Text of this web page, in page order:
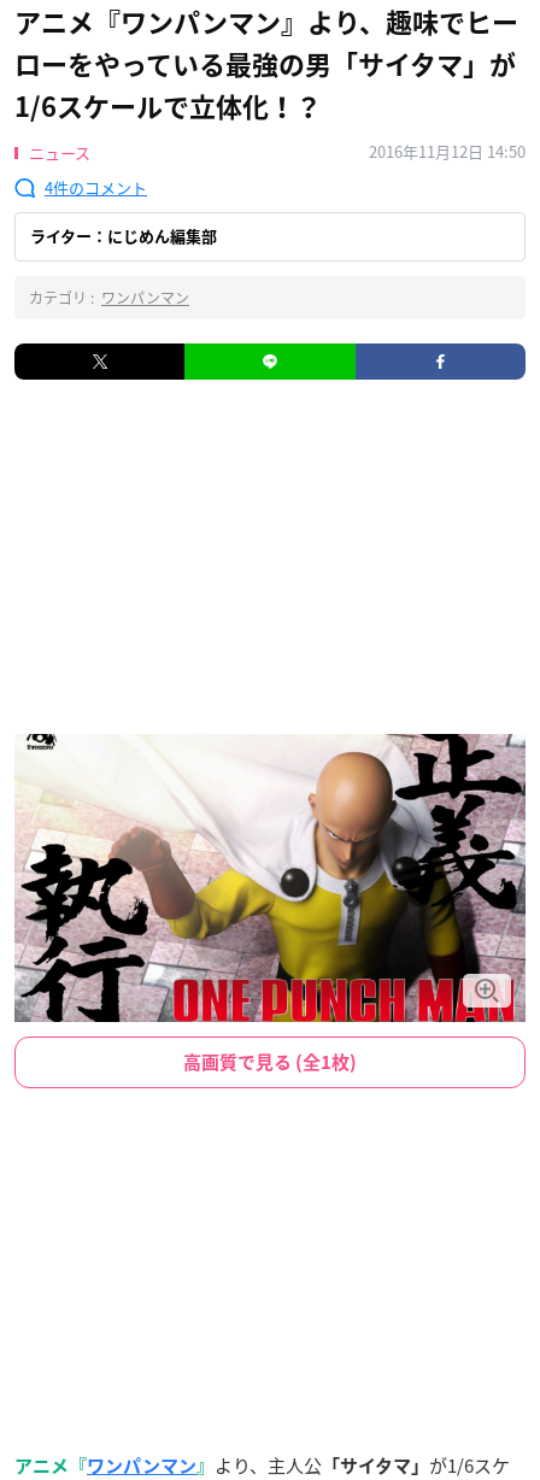
アニメ『ワンパンマン』より、趣味でヒー
ローをやっている最強の男「サイタマ」が
1/6スケールで立体化！？
ニュース
2016年11月12日 14:50
4
ライター：にじめん編集部
カテゴリ : ワンパンマン
高画質で見る (全1枚)
アニメ『ワンパンマン 』 より、主人公 「サイタマ」 が1/6スケ